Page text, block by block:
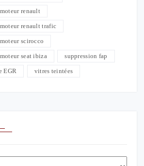
renault
renault trafic
scirocco
seat ibiza suppression fap
EGR vitres teintées